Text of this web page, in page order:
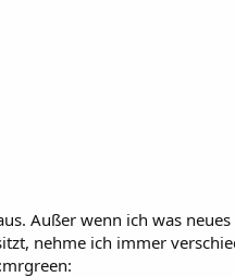
Außer wenn ich was
nehme ich immer